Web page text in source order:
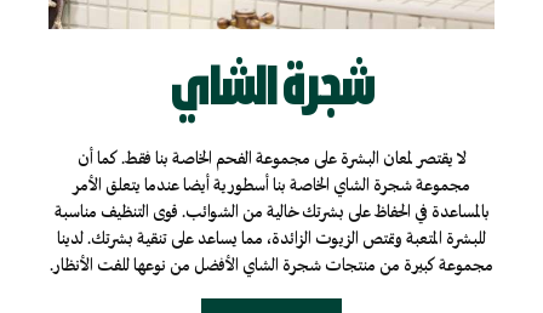
شجرة الشاي
لا يقتصر لمعان البشرة على مجموعة الفحم الخاصة بنا فقط. كما أن
مجموعة شجرة الشاي الخاصة بنا أسطورية أيضا عندما يتعلق الأمر
بالمساعدة في الحفاظ على بشرتك خالية من الشوائب. قوى التنظيف مناسبة
للبشرة المتعبة وتمتص الزيوت الزائدة، مما يساعد على تنقية بشرتك. لدينا
مجموعة كبيرة من منتجات شجرة الشاي الأفضل من نوعها للفت الأنظار.